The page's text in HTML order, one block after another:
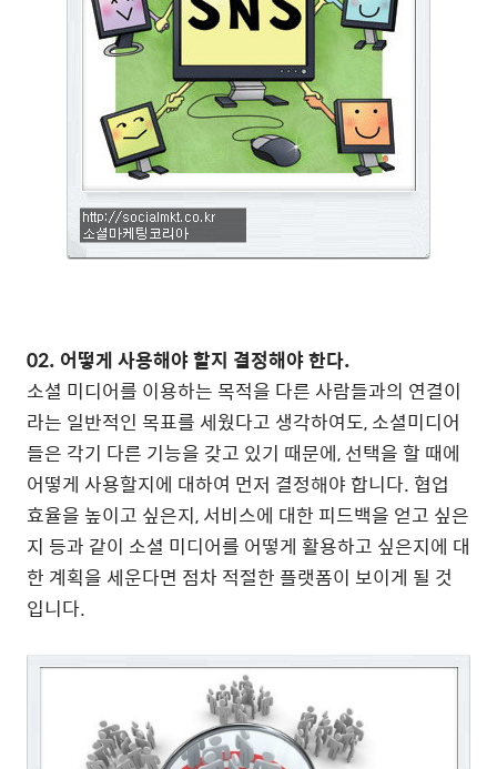
02. 어떻게 사용해야 할지 결정해야 한다.
소셜 미디어를 이용하는 목적을 다른 사람들과의 연결이
라는 일반적인 목표를 세웠다고 생각하여도, 소셜미디어
들은 각기 다른 기능을 갖고 있기 때문에, 선택을 할 때에
어떻게 사용할지에 대하여 먼저 결정해야 합니다. 협업
효율을 높이고 싶은지, 서비스에 대한 피드백을 얻고 싶은
지 등과 같이 소셜 미디어를 어떻게 활용하고 싶은지에 대
한 계획을 세운다면 점차 적절한 플랫폼이 보이게 될 것
입니다.